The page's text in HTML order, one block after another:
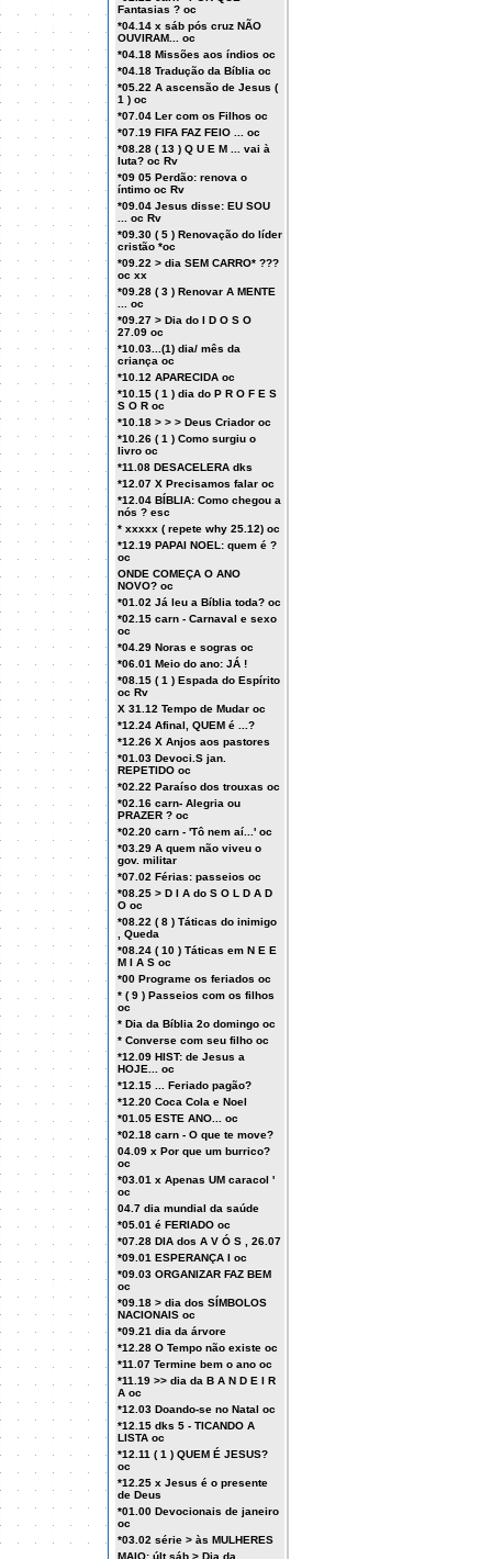
Fantasias ? oc
*04.14 x sáb pós cruz NÃO
OUVIRAM... oc
*04.18 Missões aos índios oc
*04.18 Tradução da Bíblia oc
*05.22 A ascensão de Jesus (
1 ) oc
*07.04 Ler com os Filhos oc
*07.19 FIFA FAZ FEIO ... oc
*08.28 ( 13 ) Q U E M ... vai à
luta? oc Rv
*09 05 Perdão: renova o
íntimo oc Rv
*09.04 Jesus disse: EU SOU
... oc Rv
*09.30 ( 5 ) Renovação do líder
cristão *oc
*09.22 > dia SEM CARRO* ???
oc xx
*09.28 ( 3 ) Renovar A MENTE
... oc
*09.27 > Dia do I D O S O
27.09 oc
*10.03...(1) dia/ mês da
criança oc
*10.12 APARECIDA oc
*10.15 ( 1 ) dia do P R O F E S
S O R oc
*10.18 > > > Deus Criador oc
*10.26 ( 1 ) Como surgiu o
livro oc
*11.08 DESACELERA dks
*12.07 X Precisamos falar oc
*12.04 BÍBLIA: Como chegou a
nós ? esc
* xxxxx ( repete why 25.12) oc
*12.19 PAPAI NOEL: quem é ?
oc
ONDE COMEÇA O ANO
NOVO? oc
*01.02 Já leu a Bíblia toda? oc
*02.15 carn - Carnaval e sexo
oc
*04.29 Noras e sogras oc
*06.01 Meio do ano: JÁ !
*08.15 ( 1 ) Espada do Espírito
oc Rv
X 31.12 Tempo de Mudar oc
*12.24 Afinal, QUEM é ...?
*12.26 X Anjos aos pastores
*01.03 Devoci.S jan.
REPETIDO oc
*02.22 Paraíso dos trouxas oc
*02.16 carn- Alegria ou
PRAZER ? oc
*02.20 carn - 'Tô nem aí...' oc
*03.29 A quem não viveu o
gov. militar
*07.02 Férias: passeios oc
*08.25 > D I A do S O L D A D
O oc
*08.22 ( 8 ) Táticas do inimigo
, Queda
*08.24 ( 10 ) Táticas em N E E
M I A S oc
*00 Programe os feriados oc
* ( 9 ) Passeios com os filhos
oc
* Dia da Bíblia 2o domingo oc
* Converse com seu filho oc
*12.09 HIST: de Jesus a
HOJE... oc
*12.15 ... Feriado pagão?
*12.20 Coca Cola e Noel
*01.05 ESTE ANO... oc
*02.18 carn - O que te move?
04.09 x Por que um burrico?
oc
*03.01 x Apenas UM caracol '
oc
04.7 dia mundial da saúde
*05.01 é FERIADO oc
*07.28 DIA dos A V Ó S , 26.07
*09.01 ESPERANÇA I oc
*09.03 ORGANIZAR FAZ BEM
oc
*09.18 > dia dos SÍMBOLOS
NACIONAIS oc
*09.21 dia da árvore
*12.28 O Tempo não existe oc
*11.07 Termine bem o ano oc
*11.19 >> dia da B A N D E I R
A oc
*12.03 Doando-se no Natal oc
*12.15 dks 5 - TICANDO A
LISTA oc
*12.11 ( 1 ) QUEM É JESUS?
oc
*12.25 x Jesus é o presente
de Deus
*01.00 Devocionais de janeiro
oc
*03.02 série > às MULHERES
MAIO: últ sáb > Dia da